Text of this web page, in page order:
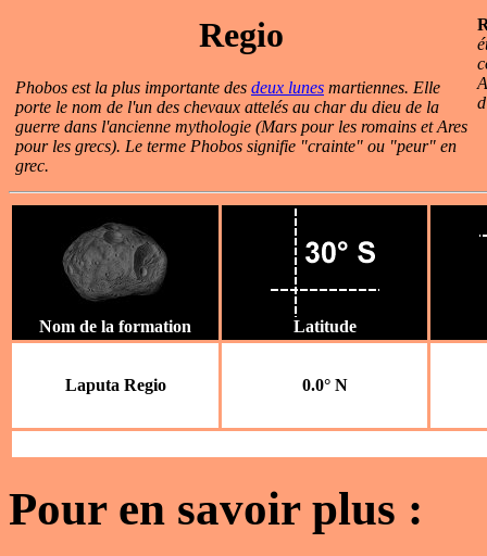
Regio
Phobos est la plus importante des deux lunes martiennes. Elle
porte le nom de l'un des chevaux attelés au char du dieu de la
guerre dans l'ancienne mythologie (Mars pour les romains et Ares
pour les grecs). Le terme Phobos signifie "crainte" ou "peur" en
grec.
Nom de la formation Latitude
Laputa Regio 0.0° N
Pour en savoir plus :